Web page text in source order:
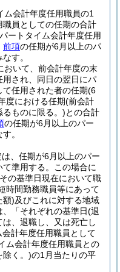
会計年度任用職員の1
員としての任期の合計
ートタイム会計年度任用
前項の任期が6月以上のパ
す。
おいて、前会計年度の末
され、同日の翌日にパ
任用された者の任期(6
度における任期(前会計
ものに限る。)との合計
の任期が6月以上のパー
。
、任期が6月以上のパー
準用する。
この場合に
の基準日現在において職
時間勤務職員等にあって
額)及びこれに対する地域
「それぞれの基準日(退
、退職し、又は死亡し
計年度任用職員として
ム会計年度任用職員との
除く。)の1月当たりの平